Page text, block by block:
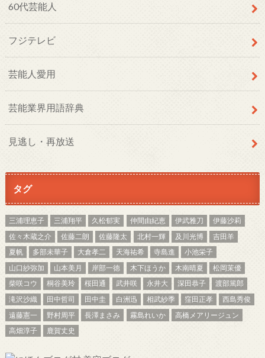
60代芸能人
フジテレビ
芸能人愛用
芸能業界用語辞典
見逃し・再放送
タグ
三浦理恵子 三浦翔平 久松郁実 仲間由紀恵 伊武雅刀
伊藤沙莉
佐々木蔵之介
佐藤二朗 佐藤隆太 北村一輝 及川光博
吉田羊
夏帆
多部未華子 大倉孝二 天海祐希 寺島進
小池栄子
山口紗弥加
山本美月 岸部一徳 木下ほうか 木南晴夏
松岡茉優
柴咲コウ
桐谷美玲 桜田通 武井咲 永井大 深田恭子
渡部篤郎
滝沢沙織
田中哲司 田中圭 白洲迅 相武紗季 窪田正孝
西島秀俊
遠藤憲一
野村周平 長澤まさみ 霧島れいか
高橋メアリージュン
高畑淳子
鹿賀丈史